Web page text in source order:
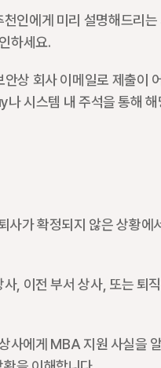
인에게 미리 설명해드리
하세요.
상 회사 이메일로 제출이
시스템 내 주석을 통해
가 확정되지 않은 상황에
, 이전 부서 상사, 또는 퇴
에게 MBA 지원 사실을